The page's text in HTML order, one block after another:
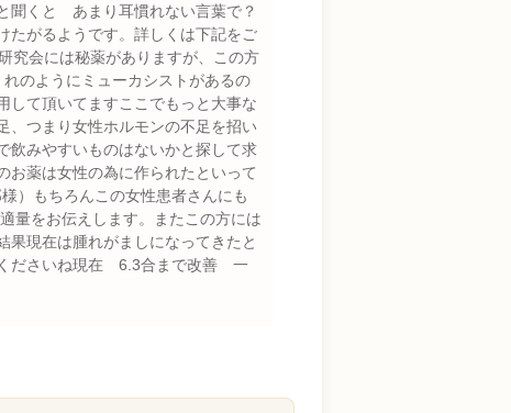
聞くと あまり耳慣れない言葉で？
たがるようです。詳しくは下記をご
究会には秘薬がありますが、この方
のようにミューカシストがあるの
して頂いてますここでもっと大事な
、つまり女性ホルモンの不足を招い
飲みやすいものはないかと探して求
薬は女性の為に作られたといって
）もちろんこの女性患者さんにも
量をお伝えします。またこの方には
果現在は腫れがましになってきたと
くださいね現在 6.3合まで改善 一